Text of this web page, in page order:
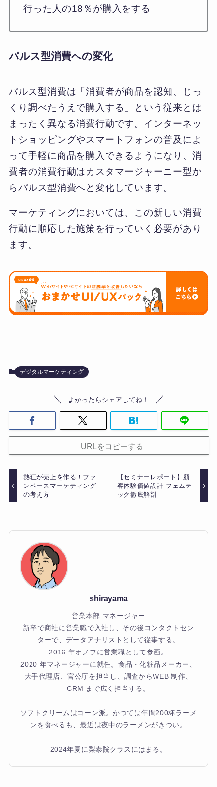
行った人の18％が購入をする
パルス型消費への変化
パルス型消費は「消費者が商品を認知、じっ
くり調べたうえで購入する」という従来とは
まったく異なる消費行動です。インターネッ
トショッピングやスマートフォンの普及によ
って手軽に商品を購入できるようになり、消
費者の消費行動はカスタマージャーニー型か
らパルス型消費へと変化しています。
マーケティングにおいては、この新しい消費
行動に順応した施策を行っていく必要があり
ます。
デジタルマーケティング
よかったらシェアしてね！
URLをコピーする
熱狂が売上を作る！ファ
ンベースマーケティング
の考え方
【セミナーレポート】顧
客体験価値設計 フェムテ
ック徹底解剖
shirayama
営業本部 マネージャー
新卒で商社に営業職で入社し、その後コンタクトセン
ターで、データアナリストとして従事する。
2016 年オノフに営業職として参画。
2020 年マネージャーに就任。食品・化粧品メーカー、
大手代理店、官公庁を担当し、調査からWEB 制作、
CRM まで広く担当する。
ソフトクリームはコーン派。かつては年間200杯ラーメ
ンを食べるも、最近は夜中のラーメンがきつい。
2024年夏に梨泰院クラスにはまる。